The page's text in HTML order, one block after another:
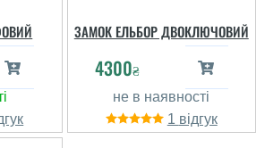
ЗАМОК ЕЛЬБОР ДВОКЛЮЧОВИЙ
4300₴
1